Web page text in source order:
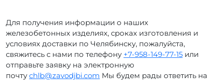
Для получения информации о наших
железобетонных изделиях, сроках изготовления и
условиях доставки по Челябинску, пожалуйста,
свяжитесь с нами по телефону +7-958-149-77-15 или
отправьте заявку на электронную
почту chlb@zavodjbi.com Мы будем рады ответить на